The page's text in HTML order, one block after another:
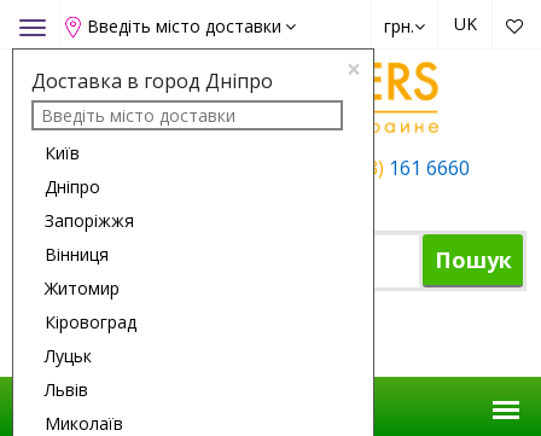
Toggle
navigation
Введіть місто доставки
×
Доставка в город Дніпро
Київ
Дніпро
Запоріжжя
Вінниця
Житомир
Кіровоград
Луцьк
Львів
Миколаїв
UK
грн.
+38 (063) 161 6660
Пошук